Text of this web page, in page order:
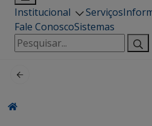
Institucional Serviços
Fale ConoscoSistemas
Pesquisar
por: